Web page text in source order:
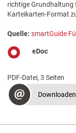
richtige Grundhaltung
Karteikarten-Format
Quelle: smartGuide
eDoc
PDF-Datei, 3 Seiten
Downloaden